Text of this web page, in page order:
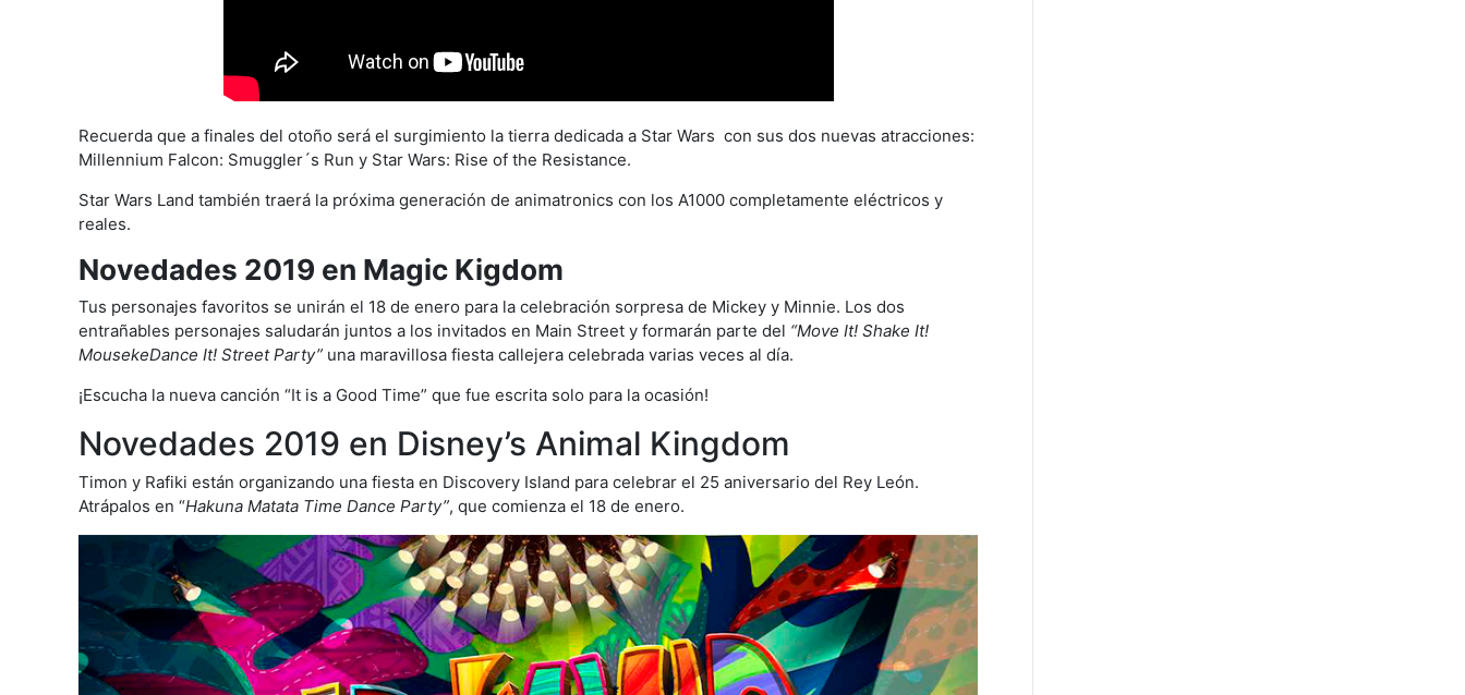
Recuerda que a finales del otoño será el surgimiento la tierra dedicada a Star Wars con sus dos nuevas atracciones:
Millennium Falcon: Smuggler´s Run y ​​Star Wars: Rise of the Resistance.
Star Wars Land también traerá la próxima generación de animatronics con los A1000 completamente eléctricos y
reales.
Novedades 2019 en Magic Kigdom
Tus personajes favoritos se unirán el 18 de enero para la celebración sorpresa de Mickey y Minnie. Los dos
entrañables personajes saludarán juntos a los invitados en Main Street y formarán parte del “Move It! Shake It!
MousekeDance It! Street Party” una maravillosa fiesta callejera celebrada varias veces al día.
¡Escucha la nueva canción “It is a Good Time” que fue escrita solo para la ocasión!
Novedades 2019 en Disney’s Animal Kingdom
Timon y Rafiki están organizando una fiesta en Discovery Island para celebrar el 25 aniversario del Rey León.
Atrápalos en “Hakuna Matata Time Dance Party”, que comienza el 18 de enero.